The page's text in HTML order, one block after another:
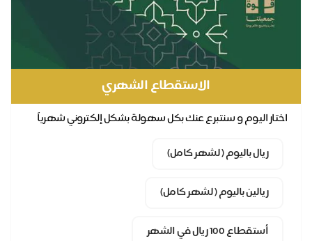
الاستقطاع الشهري
اليوم و سنتبرع عنك بكل سهولة بشكل إلكتروني شهرياً
ريال باليوم ( لشهر كامل)
ريالين باليوم ( لشهر كامل)
أستقطاع 100 ريال في الشهر